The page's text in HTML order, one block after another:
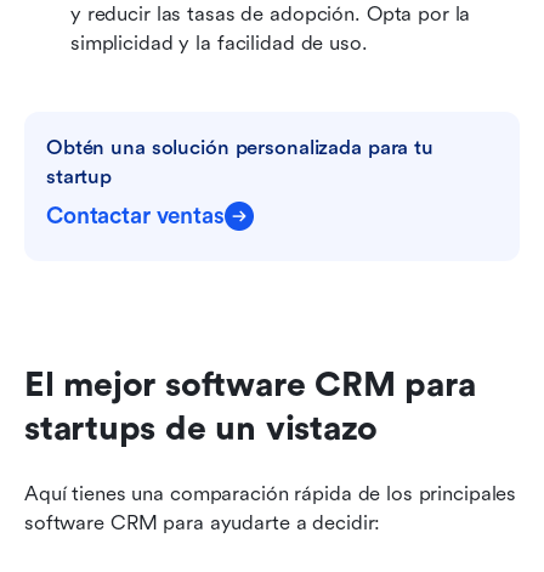
y reducir las tasas de adopción. Opta por la
simplicidad y la facilidad de uso.
Obtén una solución personalizada para tu
startup
Contactar ventas
El mejor software CRM para
startups de un vistazo
Aquí tienes una comparación rápida de los principales
software CRM para ayudarte a decidir: